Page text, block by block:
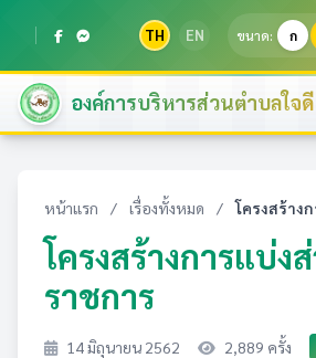
TH EN ขนาด: ก
องค์การบริหารส่วนตำบลใจดี
หน้าแรก / เรื่องทั้งหมด / โครงสร้าง
โครงสร้างการแบ่ง
ราชการ
14 มิถุนายน 2562 2,889 ครั้ง